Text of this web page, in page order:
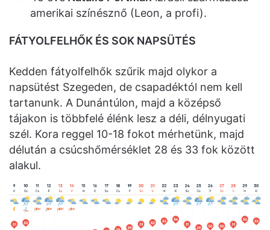
amerikai színésznő (Leon, a profi).
FÁTYOLFELHŐK ÉS SOK NAPSÜTÉS
Kedden fátyolfelhők szűrik majd olykor a
napsütést Szegeden, de csapadéktól nem kell
tartanunk. A Dunántúlon, majd a középső
tájakon is többfelé élénk lesz a déli, délnyugati
szél. Kora reggel 10-18 fokot mérhetünk, majd
délután a csúcshőmérséklet 28 és 33 fok között
alakul.